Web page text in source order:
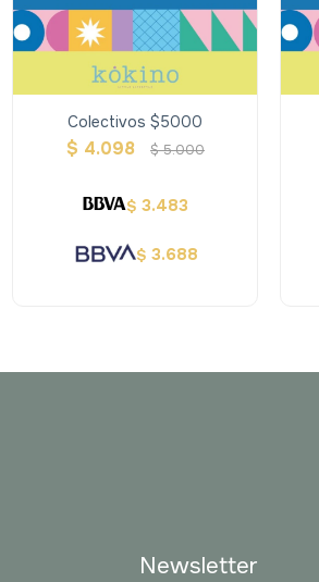
Colectivos $5000
$ 4.098 $ 5.000
$ 3.483
$ 3.688
Newsletter